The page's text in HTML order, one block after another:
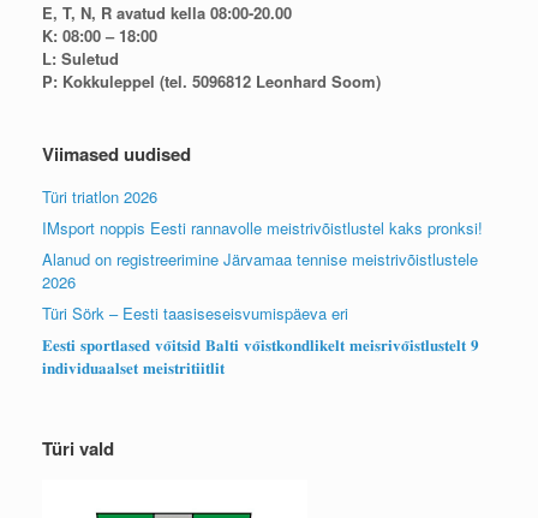
E, T, N, R avatud kella 08:00-20.00
K: 08:00 – 18:00
L: Suletud
P: Kokkuleppel (tel. 5096812 Leonhard Soom)
Viimased uudised
Türi triatlon 2026
IMsport noppis Eesti rannavolle meistrivõistlustel kaks pronksi!
Alanud on registreerimine Järvamaa tennise meistrivõistlustele
2026
Türi Sörk – Eesti taasiseseisvumispäeva eri
𝐄𝐞𝐬𝐭𝐢 𝐬𝐩𝐨𝐫𝐭𝐥𝐚𝐬𝐞𝐝 𝐯𝐨̃𝐢𝐭𝐬𝐢𝐝 𝐁𝐚𝐥𝐭𝐢 𝐯𝐨̃𝐢𝐬𝐭𝐤𝐨𝐧𝐝𝐥𝐢𝐤𝐞𝐥𝐭 𝐦𝐞𝐢𝐬𝐫𝐢𝐯𝐨̃𝐢𝐬𝐭𝐥𝐮𝐬𝐭𝐞𝐥𝐭 𝟗
𝐢𝐧𝐝𝐢𝐯𝐢𝐝𝐮𝐚𝐚𝐥𝐬𝐞𝐭 𝐦𝐞𝐢𝐬𝐭𝐫𝐢𝐭𝐢𝐢𝐭𝐥𝐢𝐭
Türi vald